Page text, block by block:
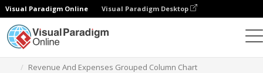
Visual Paradigm Online Visual Paradigm Desktop
Revenue And Expenses Grouped Column Chart